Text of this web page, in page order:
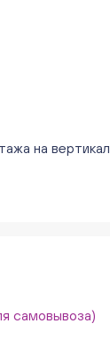
на
самовывоза)